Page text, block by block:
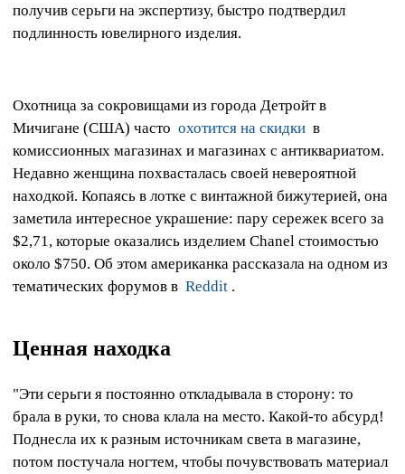
получив серьги на экспертизу, быстро подтвердил
подлинность ювелирного изделия.
Охотница за сокровищами из города Детройт в
Мичигане (США) часто охотится на скидки в
комиссионных магазинах и магазинах с антиквариатом.
Недавно женщина похвасталась своей невероятной
находкой. Копаясь в лотке с винтажной бижутерией, она
заметила интересное украшение: пару сережек всего за
$2,71, которые оказались изделием Chanel стоимостью
около $750. Об этом американка рассказала на одном из
тематических форумов в Reddit .
Ценная находка
"Эти серьги я постоянно откладывала в сторону: то
брала в руки, то снова клала на место. Какой-то абсурд!
Поднесла их к разным источникам света в магазине,
потом постучала ногтем, чтобы почувствовать материал